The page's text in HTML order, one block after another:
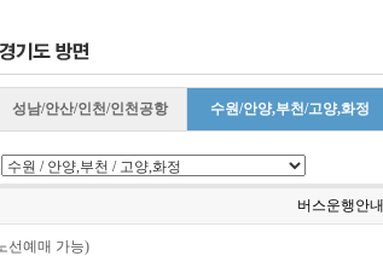
성남/안산/인천/인천공항 수원/안양,부천/고양,화정
버스운행안내
선예매 가능)